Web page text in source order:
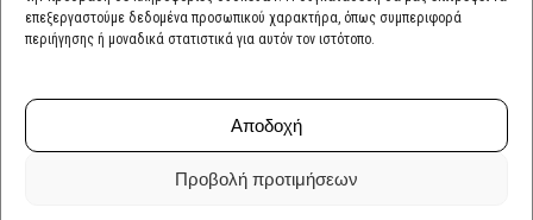
επεξεργαστούμε δεδομένα προσωπικού χαρακτήρα, όπως συμπεριφορά
περιήγησης ή μοναδικά στατιστικά για αυτόν τον ιστότοπο.
Αποδοχή
Προβολή προτιμήσεων